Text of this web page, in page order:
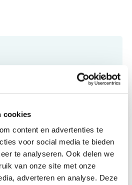
cookies
content en advertenties te
voor social media te bieden
te analyseren. Ook delen we
van onze site met onze
adverteren en analyse. Deze
er makkelijke manieren
het hoofd aan te
eerste deel van dit
jouw kennis van
en het tweede
te brengen als je
te krijgen in je eigen